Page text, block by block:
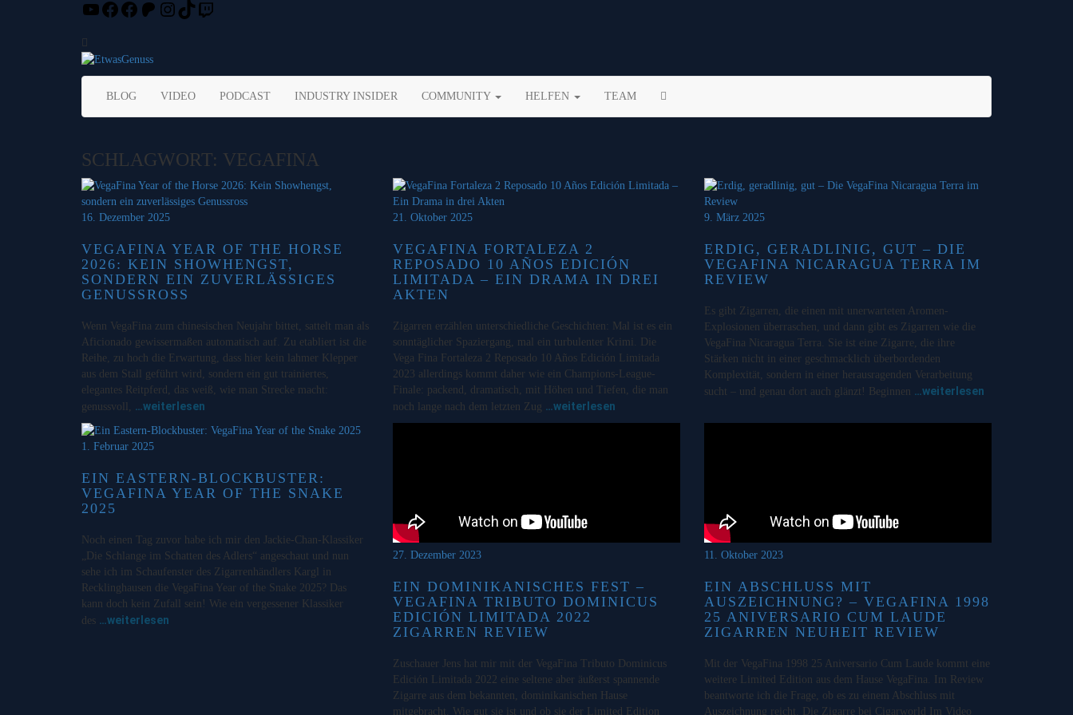
YouTube
Facebook
Facebook
Patreon
Instagram
TikTok
Twitch
BLOG VIDEO PODCAST INDUSTRY INSIDER COMMUNITY HELFEN TEAM
SCHLAGWORT: VEGAFINA
16. Dezember 2025
VEGAFINA YEAR OF THE HORSE
2026: KEIN SHOWHENGST,
SONDERN EIN ZUVERLÄSSIGES
GENUSSROSS
Wenn VegaFina zum chinesischen Neujahr bittet, sattelt man als
Aficionado gewissermaßen automatisch auf. Zu etabliert ist die
Reihe, zu hoch die Erwartung, dass hier kein lahmer Klepper
aus dem Stall geführt wird, sondern ein gut trainiertes,
elegantes Reitpferd, das weiß, wie man Strecke macht:
genussvoll, …weiterlesen
21. Oktober 2025
VEGAFINA FORTALEZA 2
REPOSADO 10 AÑOS EDICIÓN
LIMITADA – EIN DRAMA IN DREI
AKTEN
Zigarren erzählen unterschiedliche Geschichten: Mal ist es ein
sonntäglicher Spaziergang, mal ein turbulenter Krimi. Die
Vega Fina Fortaleza 2 Reposado 10 Años Edición Limitada
2023 allerdings kommt daher wie ein Champions-League-
Finale: packend, dramatisch, mit Höhen und Tiefen, die man
noch lange nach dem letzten Zug …weiterlesen
9. März 2025
ERDIG, GERADLINIG, GUT – DIE
VEGAFINA NICARAGUA TERRA IM
REVIEW
Es gibt Zigarren, die einen mit unerwarteten Aromen-
Explosionen überraschen, und dann gibt es Zigarren wie die
VegaFina Nicaragua Terra. Sie ist eine Zigarre, die ihre
Stärken nicht in einer geschmacklich überbordenden
Komplexität, sondern in einer herausragenden Verarbeitung
sucht – und genau dort auch glänzt! Beginnen …weiterlesen
1. Februar 2025
EIN EASTERN-BLOCKBUSTER:
VEGAFINA YEAR OF THE SNAKE
2025
Noch einen Tag zuvor habe ich mir den Jackie-Chan-Klassiker
„Die Schlange im Schatten des Adlers“ angeschaut und nun
sehe ich im Schaufenster des Zigarrenhändlers Kargl in
Recklinghausen die VegaFina Year of the Snake 2025? Das
kann doch kein Zufall sein! Wie ein vergessener Klassiker
des …weiterlesen
27. Dezember 2023
EIN DOMINIKANISCHES FEST –
VEGAFINA TRIBUTO DOMINICUS
EDICIÓN LIMITADA 2022
ZIGARREN REVIEW
Zuschauer Jens hat mir mit der VegaFina Tributo Dominicus
Edición Limitada 2022 eine seltene aber äußerst spannende
Zigarre aus dem bekannten, dominikanischen Hause
mitgebracht. Wie gut sie ist und ob sie der Limited Edition
11. Oktober 2023
EIN ABSCHLUSS MIT
AUSZEICHNUNG? – VEGAFINA 1998
25 ANIVERSARIO CUM LAUDE
ZIGARREN NEUHEIT REVIEW
Mit der VegaFina 1998 25 Aniversario Cum Laude kommt eine
weitere Limited Edition aus dem Hause VegaFina. Im Review
beantworte ich die Frage, ob es zu einem Abschluss mit
Auszeichnung reicht. Die Zigarre bei Cigarworld Im Video